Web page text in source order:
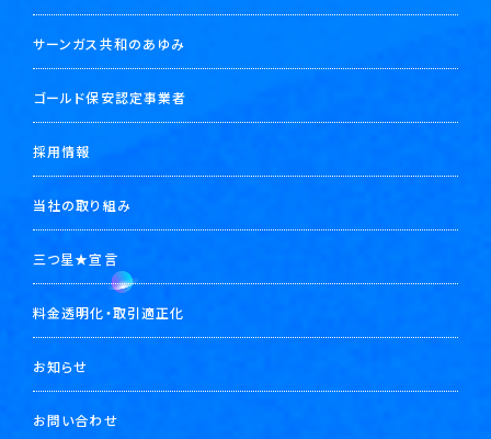
サーンガス共和のあゆみ
ゴールド保安認定事業者
採用情報
当社の取り組み
三つ星★宣言
料金透明化・取引適正化
お知らせ
お問い合わせ